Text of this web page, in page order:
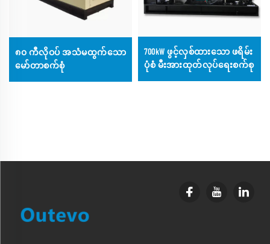
၈၀ ကီလိုဝပ် အသံမထွက်သော
မော်တာစက်စုံ
700kW ဖွင့်လှစ်ထားသော ဖရိမ်း
ပုံစံ မီးအားထုတ်လုပ်ရေးစက်စု